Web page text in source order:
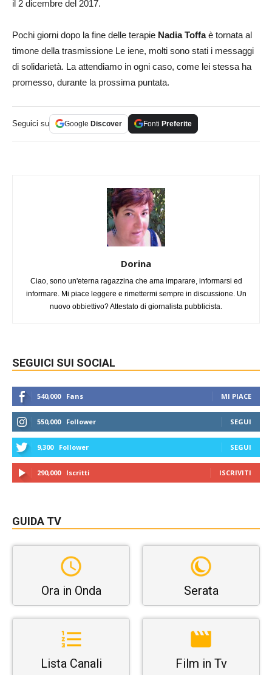
il 2 dicembre del 2017.
Pochi giorni dopo la fine delle terapie Nadia Toffaè tornata al
timone della trasmissione Le iene, molti sono stati i messaggi
di solidarietà. La attendiamo in ogni caso, come lei stessa ha
promesso, durante la prossima puntata.
Seguici su Google Discover Fonti Preferite
Dorina
Ciao, sono un'eterna ragazzina che ama imparare, informarsi ed
informare. Mi piace leggere e rimettermi sempre in discussione. Un
nuovo obbiettivo? Attestato di giornalista pubblicista.
SEGUICI SUI SOCIAL
540,000 Fans MI PIACE
550,000 Follower SEGUI
9,300 Follower SEGUI
290,000 Iscritti ISCRIVITI
GUIDA TV
Ora in Onda Serata
Lista Canali Film in Tv